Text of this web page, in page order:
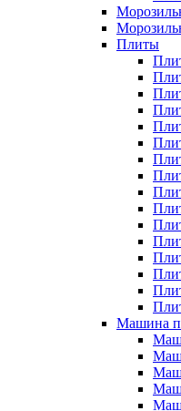
Плиты
Машина